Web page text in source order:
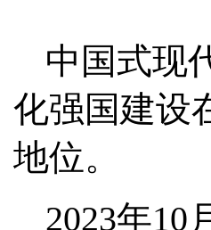
中国式现
化强国建设
地位。
2023年10